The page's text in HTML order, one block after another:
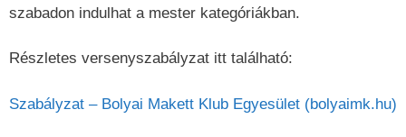
szabadon indulhat a mester kategóriákban.
Részletes versenyszabályzat itt található:
Szabályzat – Bolyai Makett Klub Egyesület (bolyaimk.hu)